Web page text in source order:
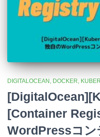
DIGITALOCEAN DOCKER
[Container
WordPressコン